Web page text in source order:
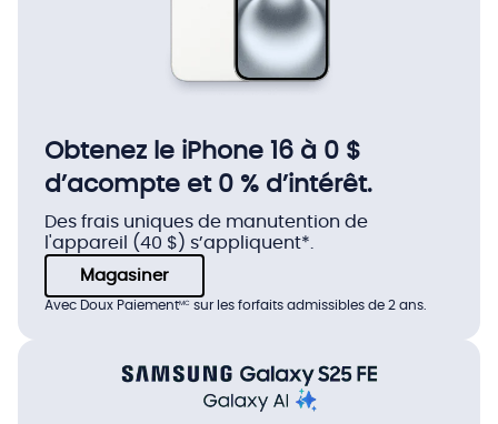
Obtenez le iPhone 16 à 0 $
d’acompte et 0 % d’intérêt.
Des frais uniques de manutention de
l'appareil (40 $) s’appliquent*.
Magasiner
Avec Doux PaiementMC sur les forfaits admissibles de 2 ans.